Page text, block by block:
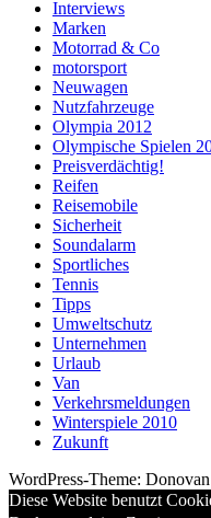
Interviews
Marken
Motorrad & Co
motorsport
Neuwagen
Nutzfahrzeuge
Olympia 2012
Olympische Spielen
Preisverdächtig!
Reifen
Reisemobile
Sicherheit
Soundalarm
Sportliches
Tennis
Tipps
Umweltschutz
Unternehmen
Urlaub
Van
Verkehrsmeldungen
Winterspiele 2010
Zukunft
WordPress-Theme:
Diese Website benutzt